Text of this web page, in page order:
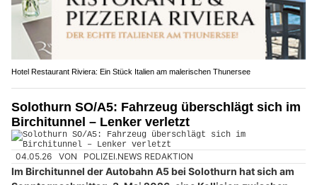
Hotel Restaurant Riviera: Ein Stück Italien am malerischen Thunersee
Solothurn SO/A5: Fahrzeug überschlägt sich im
Birchitunnel – Lenker verletzt
04.05.26 VON POLIZEI.NEWS REDAKTION
Im Birchitunnel der Autobahn A5 bei Solothurn hat sich am